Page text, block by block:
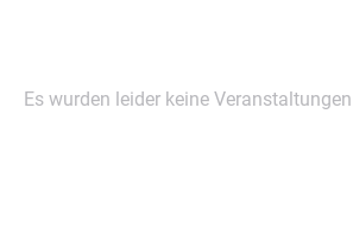
Es wurden leider keine